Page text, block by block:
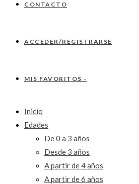
CONTACTO
ACCEDER/REGISTRARSE
MIS FAVORITOS -
Inicio
Edades
De 0 a 3 años
Desde 3 años
A partir de 4 años
A partir de 6 años